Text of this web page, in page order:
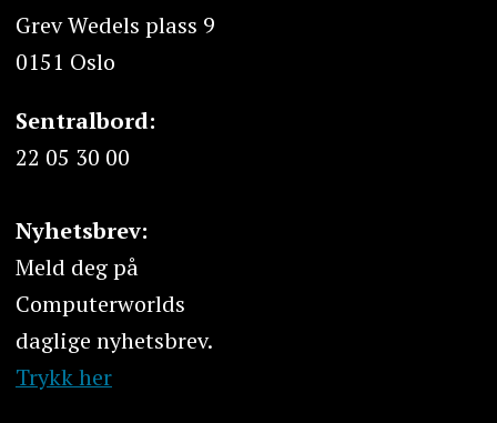
Grev Wedels plass 9
0151 Oslo
Sentralbord:
22 05 30 00
Nyhetsbrev:
Meld deg på
Computerworlds
daglige nyhetsbrev.
Trykk her